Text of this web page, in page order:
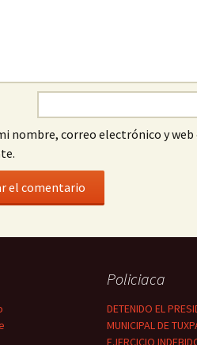
nombre, correo electrónico y
Policiaca
DETENIDO EL
MUNICIPAL DE
EJERCICIO